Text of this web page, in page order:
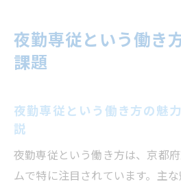
夜勤専従という働き方
タイミングとは
有料老人ホーム夜勤専
日スケジュール例
夜勤専従という働き
課題
夜勤専従という働き方の魅
説
夜勤専従という働き方は、京都
ムで特に注目されています。主